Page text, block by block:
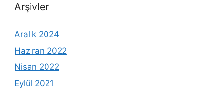
Arşivler
Aralık 2024
Haziran 2022
Nisan 2022
Eylül 2021